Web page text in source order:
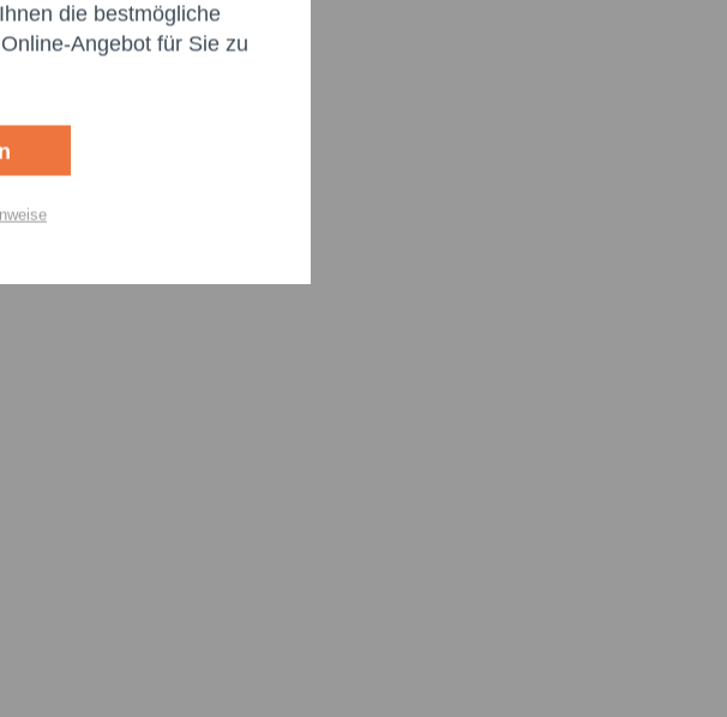
Aktiv
die bestmögliche
Angebot für Sie zu